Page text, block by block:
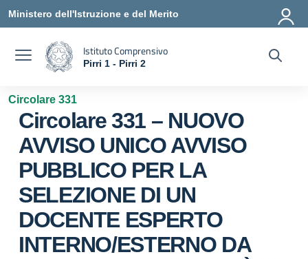
Ministero dell'Istruzione e del Merito
Istituto Comprensivo
Pirri 1 - Pirri 2
Circolare 331
Circolare 331 – NUOVO
AVVISO UNICO AVVISO
PUBBLICO PER LA
SELEZIONE DI UN
DOCENTE ESPERTO
INTERNO/ESTERNO DA